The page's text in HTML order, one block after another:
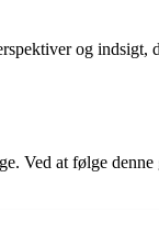
og
Ved at følge